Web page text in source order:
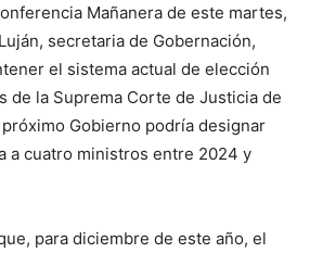
Mañanera de este martes,
secretaria de Gobernación,
el sistema actual de elección
de la Suprema Corte de Justicia de
Gobierno podría designar
a cuatro ministros entre 2024 y
para diciembre de este año, el